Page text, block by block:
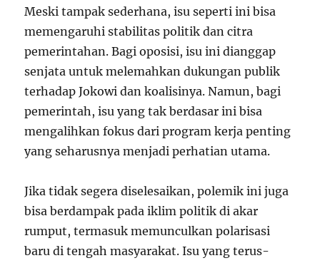
Meski tampak sederhana, isu seperti ini bisa
memengaruhi stabilitas politik dan citra
pemerintahan. Bagi oposisi, isu ini dianggap
senjata untuk melemahkan dukungan publik
terhadap Jokowi dan koalisinya. Namun, bagi
pemerintah, isu yang tak berdasar ini bisa
mengalihkan fokus dari program kerja penting
yang seharusnya menjadi perhatian utama.
Jika tidak segera diselesaikan, polemik ini juga
bisa berdampak pada iklim politik di akar
rumput, termasuk memunculkan polarisasi
baru di tengah masyarakat. Isu yang terus-